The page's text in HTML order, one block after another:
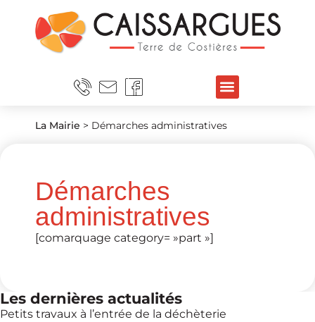
La Mairie > Démarches administratives
Démarches
administratives
[comarquage category= »part »]
Les dernières actualités
Petits travaux à l’entrée de la déchèterie